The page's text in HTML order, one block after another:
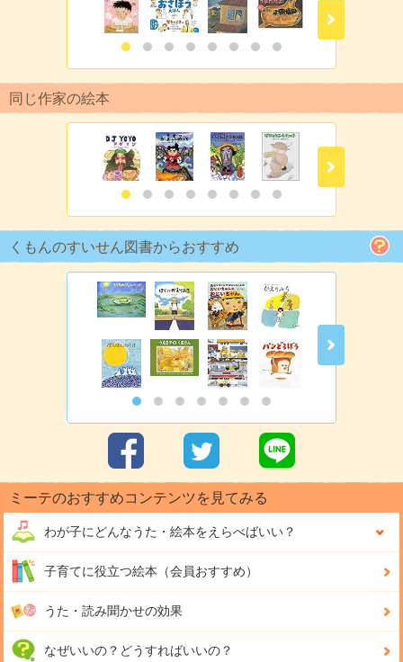
同じ作家の絵本
くもんのすいせん図書からおすすめ
ミーテのおすすめコンテンツを見てみる
わが子にどんなうた・絵本をえらべばいい？
子育てに役立つ絵本（会員おすすめ）
うた・読み聞かせの効果
なぜいいの？どうすればいいの？